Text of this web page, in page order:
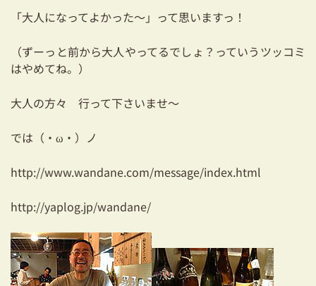
「大人になってよかった～」って思いますっ！
（ずーっと前から大人やってるでしょ？っていうツッコミ
はやめてね。）
大人の方々 行って下さいませ～
では（・ω・）ノ
http://www.wandane.com/message/index.html
http://yaplog.jp/wandane/